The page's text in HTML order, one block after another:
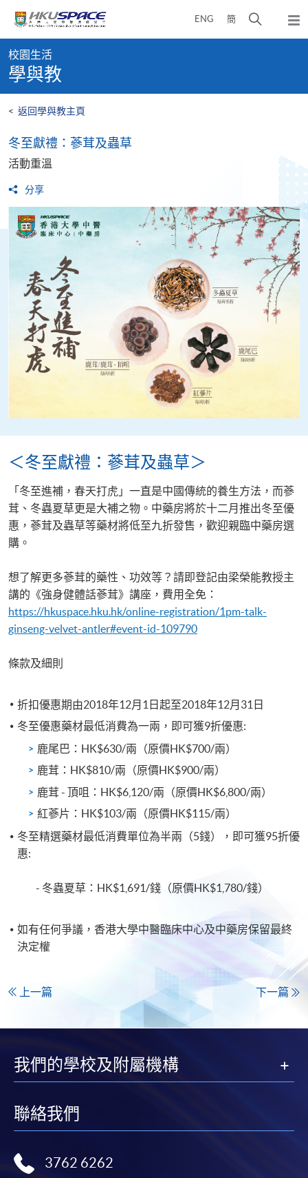
content
ENG 簡
開
彈
出
content
start
校園生活
學與教
< 返回學與教主頁
冬至獻禮：蔘茸及蟲草
活動重溫
分享
＜冬至獻禮：蔘茸及蟲草＞
「冬至進補，春天打虎」一直是中國傳統的養生方法，而蔘
茸、冬蟲夏草更是大補之物。中藥房將於十二月推出冬至優
惠，蔘茸及蟲草等藥材將低至九折發售，歡迎親臨中藥房選
購。
想了解更多蔘茸的藥性、功效等？請即登記由梁榮能教授主
講的《強身健體話蔘茸》講座，費用全免：
https://hkuspace.hku.hk/online-registration/1pm-talk-
ginseng-velvet-antler#event-id-109790
條款及細則
折扣優惠期由2018年12月1日起至2018年12月31日
冬至優惠藥材最低消費為一兩，即可獲9折優惠:
鹿尾巴：HK$630/兩（原價HK$700/兩）
鹿茸：HK$810/兩（原價HK$900/兩）
鹿茸 - 頂咀：HK$6,120/兩（原價HK$6,800/兩）
紅蔘片：HK$103/兩（原價HK$115/兩）
冬至精選藥材最低消費單位為半兩（5錢），即可獲95折優
惠:
- 冬蟲夏草：HK$1,691/錢（原價HK$1,780/錢）
如有任何爭議，香港大學中醫臨床中心及中藥房保留最終
決定權
上一篇 下一篇
我們的學校及附屬機構
聯絡我們
3762 6262